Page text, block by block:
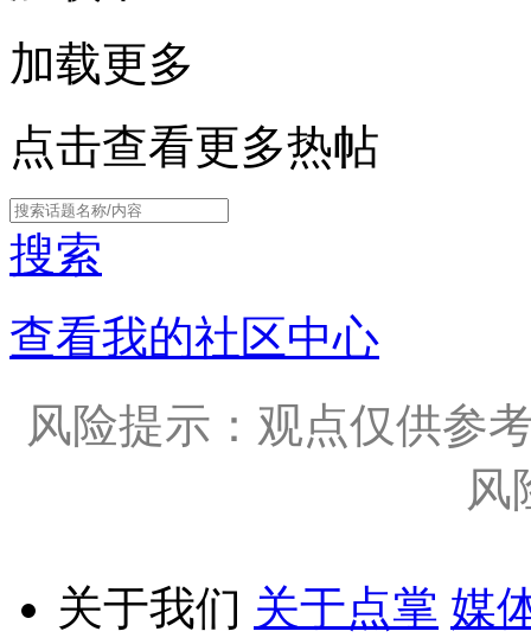
加载更多
点击查看更多热帖
搜索
查看我的社区中心
风险提示：观点仅供参
风
关于我们 关于点掌 媒